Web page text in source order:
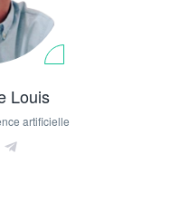
Louis
artificielle